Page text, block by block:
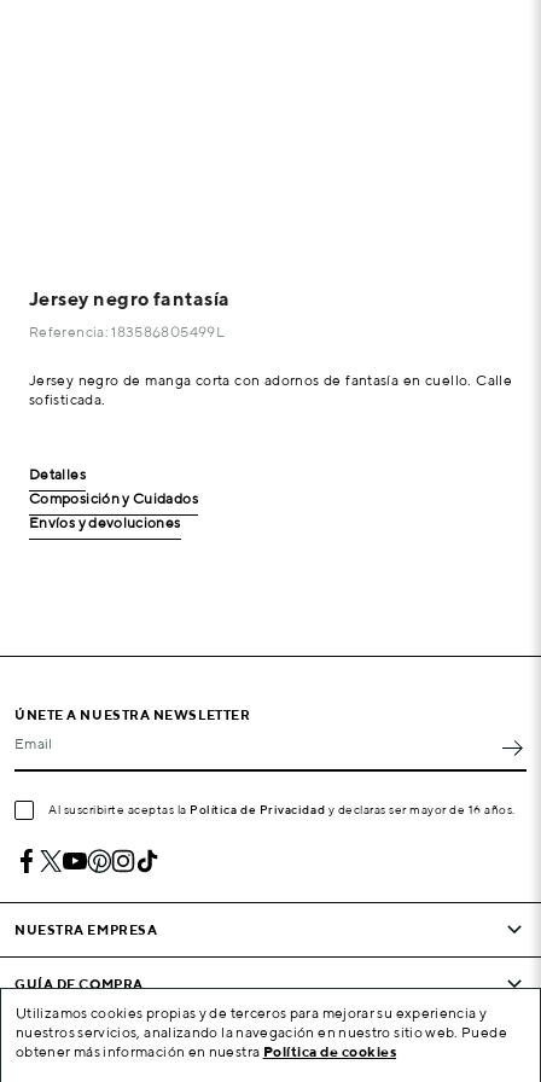
Jersey negro fantasía
Referencia: 183586805499L
Jersey negro de manga corta con adornos de fantasía en cuello. Calle
sofisticada.
Detalles
Composición y Cuidados
Envíos y devoluciones
ÚNETE A NUESTRA NEWSLETTER
Email
Al suscribirte aceptas la Política de Privacidad y declaras ser mayor de 16 años.
NUESTRA EMPRESA
GUÍA DE COMPRA
CONDICIONES Y EMPRESA
Utilizamos cookies propias y de terceros para mejorar su experiencia y
nuestros servicios, analizando la navegación en nuestro sitio web. Puede
obtener más información en nuestra Política de cookies